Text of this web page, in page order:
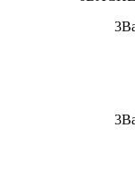
3
3